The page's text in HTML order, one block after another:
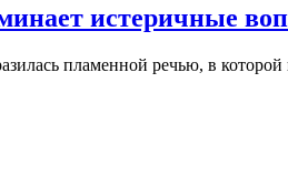
истеричные
пламенной речью, в